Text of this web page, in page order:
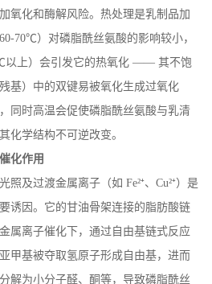
氧化和酶解风险。热处理是乳制品加
60-70℃）对磷脂酰丝氨酸的影响较小，
上）会引发它的热氧化 —— 其不饱
基）中的双键易被氧化生成过氧化
同时高温会促使磷脂酰丝氨酸与乳清
化学结构不可逆改变。
化作用
照及过渡金属离子（如 Fe²⁺、 Cu²⁺）是
诱因。它的甘油骨架连接的脂肪酸链
属离子催化下，通过自由基链式反应
甲基被夺取氢原子形成自由基，进而
解为小分子醛、酮等，导致磷脂酰丝